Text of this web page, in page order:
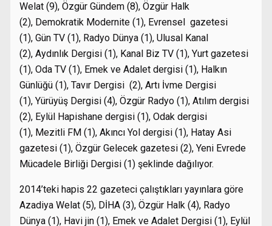
Welat (9), Özgür Gündem (8), Özgür Halk
(2), Demokratik Modernite (1), Evrensel gazetesi
(1), Gün TV (1), Radyo Dünya (1), Ulusal Kanal
(2), Aydınlık Dergisi (1), Kanal Biz TV (1), Yurt gazetesi
(1), Oda TV (1), Emek ve Adalet dergisi (1), Halkın
Günlüğü (1), Tavır Dergisi (2), Artı İvme Dergisi
(1), Yürüyüş Dergisi (4), Özgür Radyo (1), Atılım dergisi
(2), Eylül Hapishane dergisi (1), Odak dergisi
(1), Mezitli FM (1), Akıncı Yol dergisi (1), Hatay Asi
gazetesi (1), Özgür Gelecek gazetesi (2), Yeni Evrede
Mücadele Birliği Dergisi (1) şeklinde dağılıyor.
2014’teki hapis 22 gazeteci çalıştıkları yayınlara göre
Azadiya Welat (5), DİHA (3), Özgür Halk (4), Radyo
Dünya (1), Havi jin (1), Emek ve Adalet Dergisi (1), Eylül